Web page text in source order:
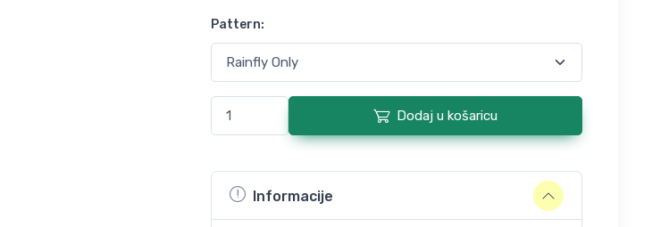
Pattern:
Dodaj u košaricu
Informacije